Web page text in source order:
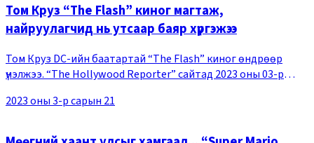
Том Круз “The Flash” киног магтаж,
найруулагчид нь утсаар баяр хүргэжээ
Том Круз DC-ийн баатартай “The Flash” киног өндрөөр
үнэлжээ. “The Hollywood Reporter” сайтад 2023 оны 03-р
маш их таалагдсан учир кино бүтээс
2023 оны 3-р сарын 21